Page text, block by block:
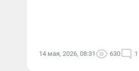
14 мая, 2026, 08:31 630 1